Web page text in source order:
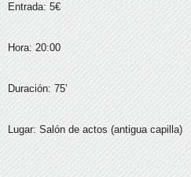
Entrada: 5€
Hora: 20:00
Duración: 75’
Lugar: Salón de actos (antigua capilla)